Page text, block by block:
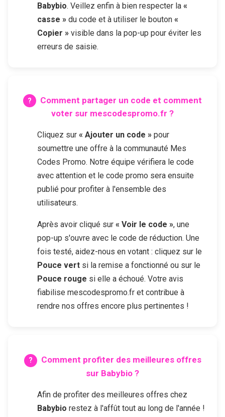
Babybio. Veillez enfin à bien respecter la «
casse » du code et à utiliser le bouton «
Copier » visible dans la pop-up pour éviter les
erreurs de saisie.
Comment partager un code et comment
voter sur mescodespromo.fr ?
Cliquez sur « Ajouter un code » pour
soumettre une offre à la communauté Mes
Codes Promo. Notre équipe vérifiera le code
avec attention et le code promo sera ensuite
publié pour profiter à l'ensemble des
utilisateurs.
Après avoir cliqué sur « Voir le code », une
pop-up s'ouvre avec le code de réduction. Une
fois testé, aidez-nous en votant : cliquez sur le
Pouce vert si la remise a fonctionné ou sur le
Pouce rouge si elle a échoué. Votre avis
fiabilise mescodespromo.fr et contribue à
rendre nos offres encore plus pertinentes !
Comment profiter des meilleures offres
sur Babybio ?
Afin de profiter des meilleures offres chez
Babybio restez à l'affût tout au long de l'année !